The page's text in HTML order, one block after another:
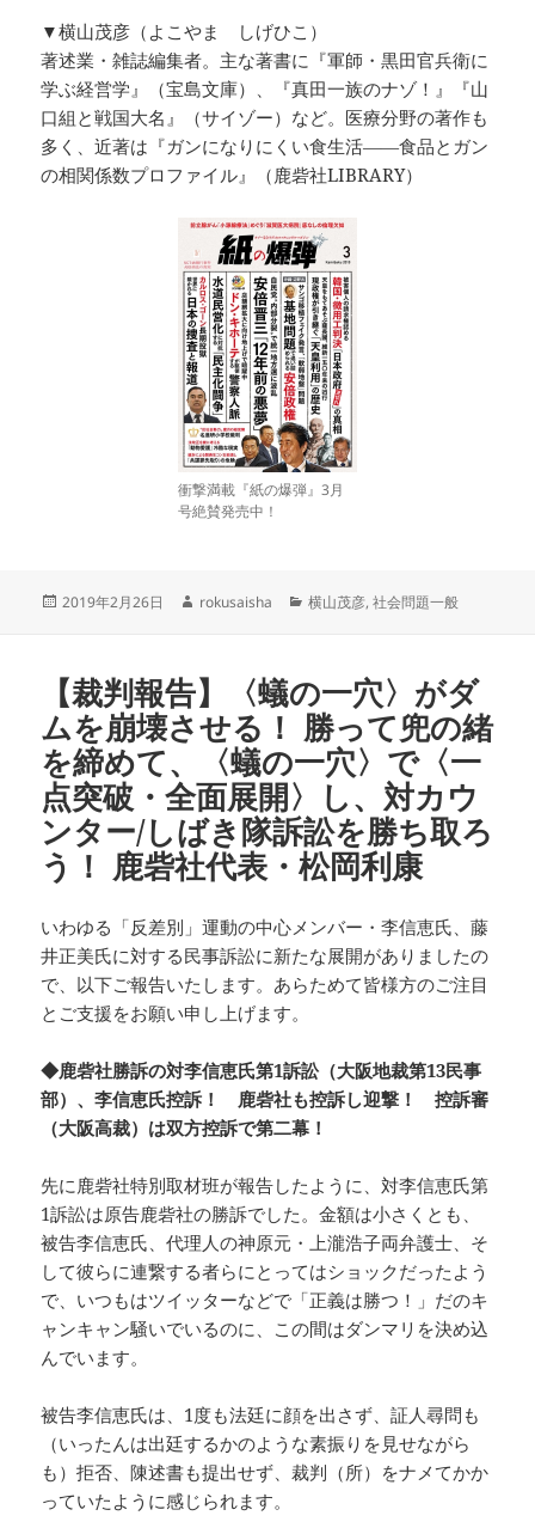
▼横山茂彦（よこやま しげひこ）
著述業・雑誌編集者。主な著書に『軍師・黒田官兵衛に
学ぶ経営学』（宝島文庫）、『真田一族のナゾ！』『山
口組と戦国大名』（サイゾー）など。医療分野の著作も
多く、近著は『ガンになりにくい食生活――食品とガン
の相関係数プロファイル』（鹿砦社LIBRARY）
衝撃満載『紙の爆弾』3月
号絶賛発売中！
投
2019年2月26日
作
rokusaisha
カ
ー
横山茂彦,社会問題一般
【裁判報告】〈蟻の一穴〉がダ
ムを崩壊させる！ 勝って兜の緒
を締めて、〈蟻の一穴〉で〈一
点突破・全面展開〉し、対カウ
ンター/しばき隊訴訟を勝ち取ろ
う！ 鹿砦社代表・松岡利康
いわゆる「反差別」運動の中心メンバー・李信恵氏、藤
井正美氏に対する民事訴訟に新たな展開がありましたの
で、以下ご報告いたします。あらためて皆様方のご注目
とご支援をお願い申し上げます。
◆鹿砦社勝訴の対李信恵氏第1訴訟（大阪地裁第13民事
部）、李信恵氏控訴！ 鹿砦社も控訴し迎撃！ 控訴審
（大阪高裁）は双方控訴で第二幕！
先に鹿砦社特別取材班が報告したように、対李信恵氏第
1訴訟は原告鹿砦社の勝訴でした。金額は小さくとも、
被告李信恵氏、代理人の神原元・上瀧浩子両弁護士、そ
して彼らに連繋する者らにとってはショックだったよう
で、いつもはツイッターなどで「正義は勝つ！」だのキ
ャンキャン騒いでいるのに、この間はダンマリを決め込
んでいます。
被告李信恵氏は、1度も法廷に顔を出さず、証人尋問も
（いったんは出廷するかのような素振りを見せながら
も）拒否、陳述書も提出せず、裁判（所）をナメてかか
っていたように感じられます。